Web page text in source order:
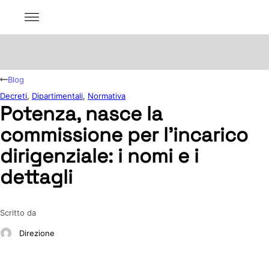
Potenza, nasce la
commissione per l’incarico
dirigenziale: i nomi e i
dettagli
Scritto da
Direzione
Blog
Decreti, Dipartimentali, Normativa